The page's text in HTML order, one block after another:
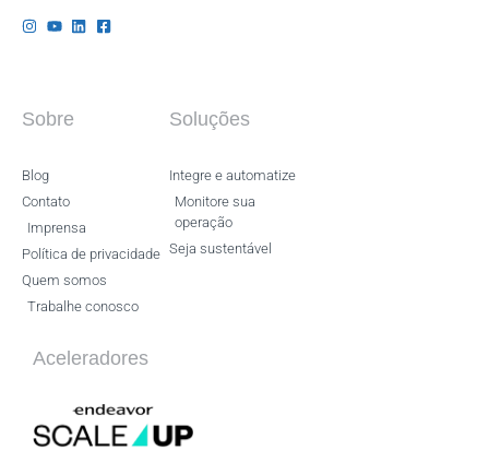
Sobre
Blog
Contato
Imprensa
Política de privacidade
Quem somos
Trabalhe conosco
Soluções
Integre e automatize
Monitore sua
operação
Seja sustentável
Aceleradores